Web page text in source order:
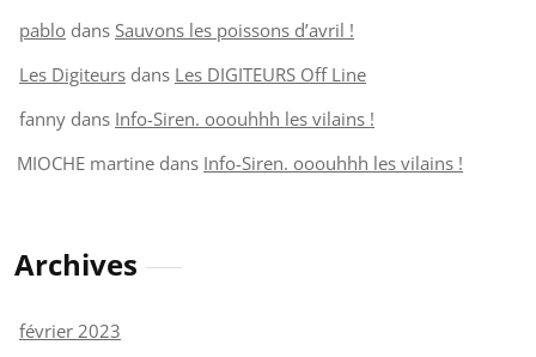
pablo dans Sauvons les poissons d’avril !
Les Digiteurs dans Les DIGITEURS Off Line
fanny dans Info-Siren. ooouhhh les vilains !
MIOCHE martine dans Info-Siren. ooouhhh les vilains !
Archives
février 2023